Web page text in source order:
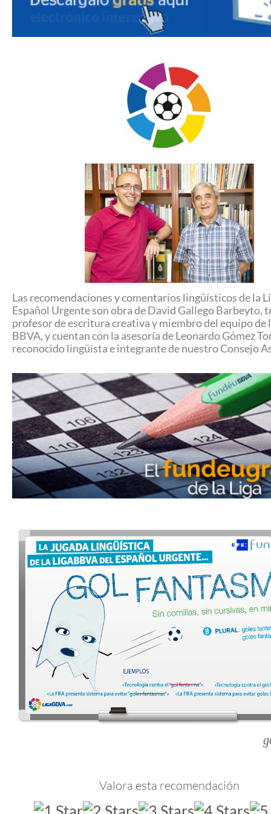
Las recomendaciones y comentarios lingüísticos de la
Español Urgente son obra de David Gallego Barbeyto,
profesor de escritura creativa y miembro del equipo de
BBVA, y cuentan con la asesoría de Leonardo Gómez
reconocido lingüista e integrante de nuestro Consejo
Valora esta recomendación